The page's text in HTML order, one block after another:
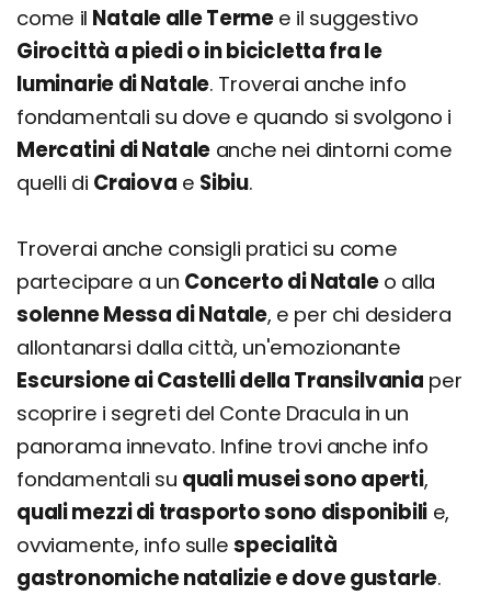
come il Natale alle Terme e il suggestivo
Girocittà a piedi o in bicicletta fra le
luminarie di Natale. Troverai anche info
fondamentali su dove e quando si svolgono i
Mercatini di Natale anche nei dintorni come
quelli di Craiova e Sibiu.
Troverai anche consigli pratici su come
partecipare a un Concerto di Nataleo alla
solenne Messa di Natale, e per chi desidera
allontanarsi dalla città, un'emozionante
Escursione ai Castelli della Transilvania per
scoprire i segreti del Conte Dracula in un
panorama innevato. Infine trovi anche info
fondamentali su quali musei sono aperti,
quali mezzi di trasporto sono disponibili e,
ovviamente, info sulle specialità
gastronomiche natalizie e dove gustarle.